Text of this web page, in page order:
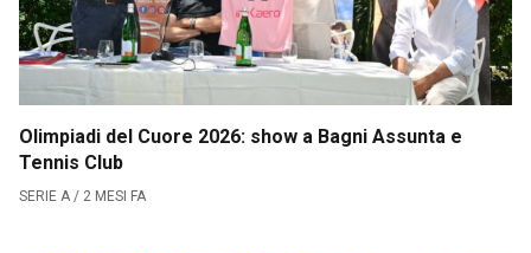
Serie B
CLASSIFICA SERIE B
Olimpiadi del Cuore 2026: show a Bagni Assunta e
Tennis Club
SERIE A / 2 MESI FA